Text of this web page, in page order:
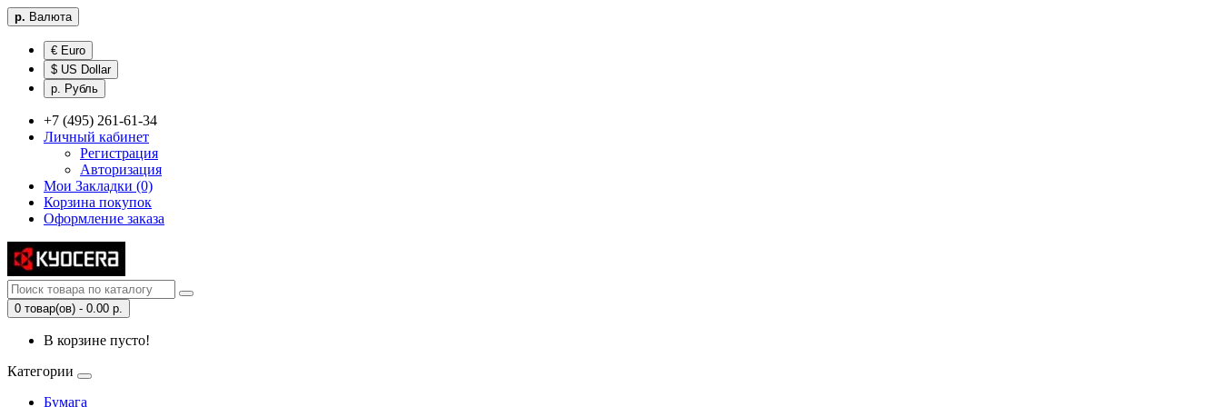
р. Валюта
€ Euro
$ US Dollar
р. Рубль
+7 (495) 261-61-34
Личный кабинет
Регистрация
Авторизация
Мои Закладки (0)
Корзина покупок
Оформление заказа
0 товар(ов) - 0.00 р.
В корзине пусто!
Категории
Бумага